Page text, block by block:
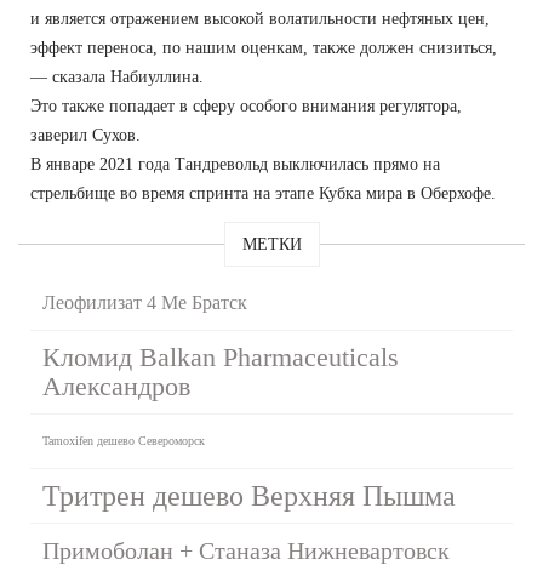
и является отражением высокой волатильности нефтяных цен,
эффект переноса, по нашим оценкам, также должен снизиться,
— сказала Набиуллина.
Это также попадает в сферу особого внимания регулятора,
заверил Сухов.
В январе 2021 года Тандревольд выключилась прямо на
стрельбище во время спринта на этапе Кубка мира в Оберхофе.
МЕТКИ
Леофилизат 4 Ме Братск
Кломид Balkan Pharmaceuticals
Александров
Tamoxifen дешево Североморск
Тритрен дешево Верхняя Пышма
Примоболан + Станаза Нижневартовск